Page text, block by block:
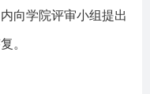
内向学院评审小组提出
。